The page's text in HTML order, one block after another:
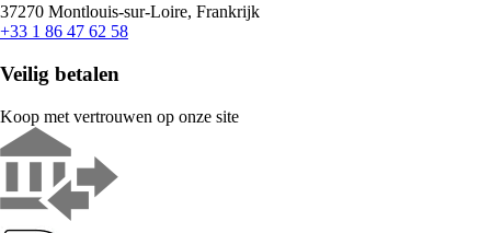
37270 Montlouis-sur-Loire, Frankrijk
+33 1 86 47 62 58
Veilig betalen
Koop met vertrouwen op onze site